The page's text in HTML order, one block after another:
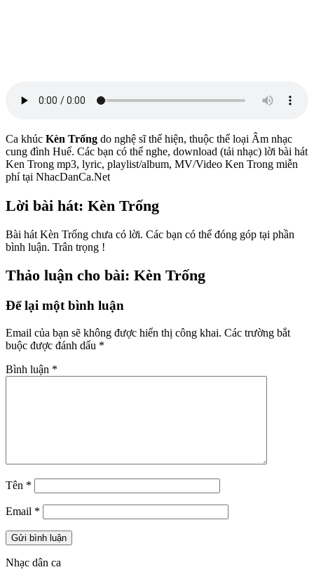
Ca khúc Kèn Trống do nghệ sĩthể hiện, thuộc thể loại Âm nhạc
cung đình Huế. Các bạn có thể nghe, download (tải nhạc) lời bài hát
Ken Trong mp3, lyric, playlist/album, MV/Video Ken Trong miễn
phí tại NhacDanCa.Net
Lời bài hát: Kèn Trống
Bài hát Kèn Trống chưa có lời. Các bạn có thể đóng góp tại phần
bình luận. Trân trọng !
Thảo luận cho bài: Kèn Trống
Để lại một bình luận
Email của bạn sẽ không được hiển thị công khai. Các trường bắt
buộc được đánh dấu *
Bình luận *
Tên *
Email *
Nhạc dân ca